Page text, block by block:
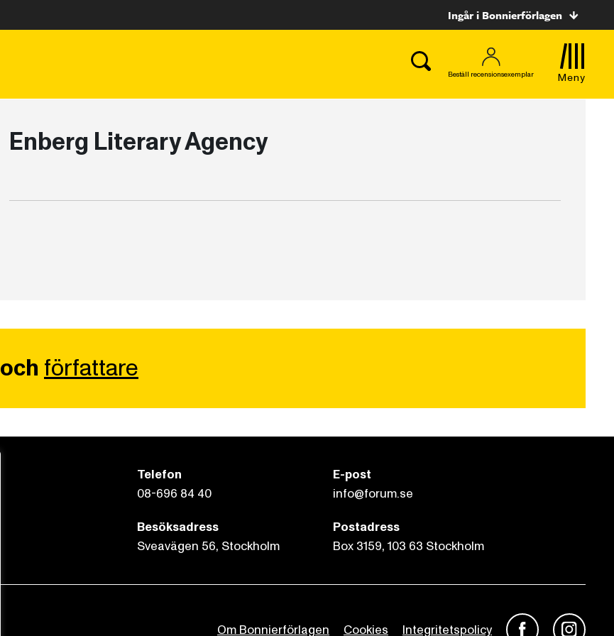
Ingår i Bonnierförlagen
Beställ recensionsexemplar Meny
Enberg Literary Agency
och författare
Telefon
08-696 84 40
E-post
info@forum.se
Besöksadress
Sveavägen 56, Stockholm
Postadress
Box 3159, 103 63 Stockholm
Om Bonnierförlagen Cookies Integritetspolicy